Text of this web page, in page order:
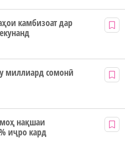
камбизоат дар
миллиард сомонӣ
нақшаи
иҷро кард